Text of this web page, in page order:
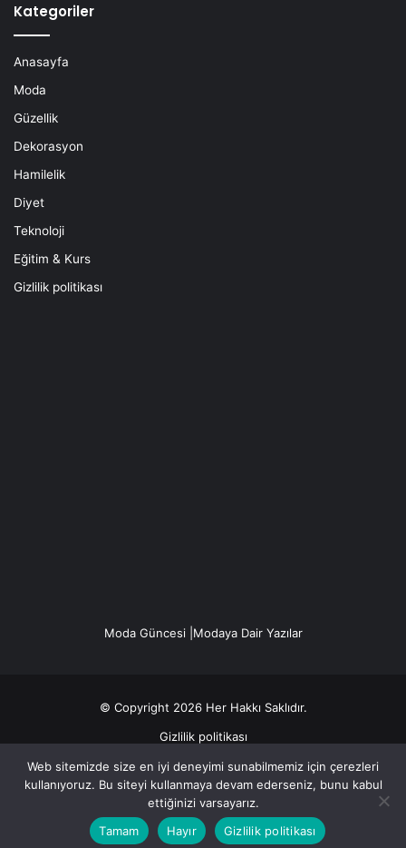
Kategoriler
Anasayfa
Moda
Güzellik
Dekorasyon
Hamilelik
Diyet
Teknoloji
Eğitim & Kurs
Gizlilik politikası
Moda Güncesi |Modaya Dair Yazılar
© Copyright 2026 Her Hakkı Saklıdır.
Gizlilik politikası
Facebook
X YouTubeInstagram
Web sitemizde size en iyi deneyimi sunabilmemiz için çerezleri
kullanıyoruz. Bu siteyi kullanmaya devam ederseniz, bunu kabul
ettiğinizi varsayarız.
Tamam
Hayır Gizlilik politikası